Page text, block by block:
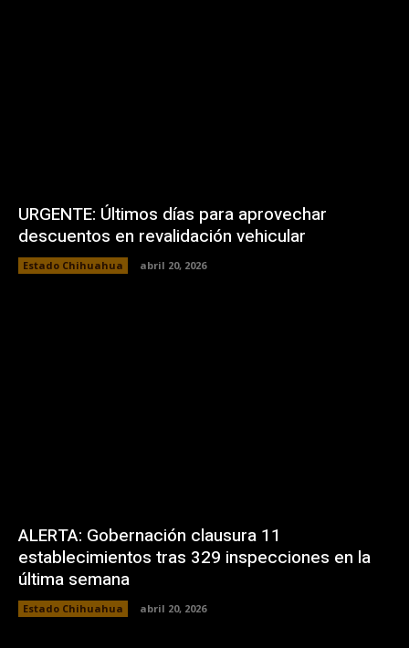
URGENTE: Últimos días para aprovechar
descuentos en revalidación vehicular
Estado Chihuahua abril 20, 2026
ALERTA: Gobernación clausura 11
establecimientos tras 329 inspecciones en la
última semana
Estado Chihuahua abril 20, 2026